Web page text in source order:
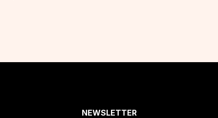
NEWSLETTER